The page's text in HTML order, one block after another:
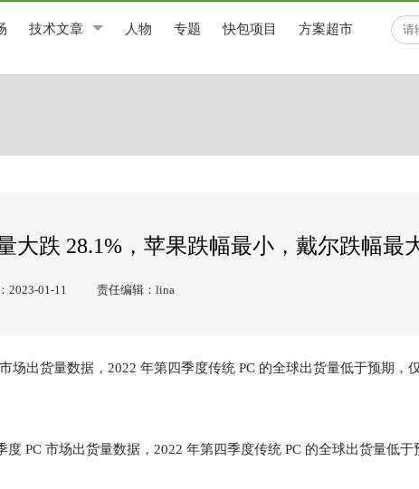
技术文章 人物 专题 快包项目 方案超市
大跌 28.1%，苹果跌幅最小，戴尔跌幅最
2023-01-11 责任编辑：lina
场出货量数据，2022 年第四季度传统 PC 的全球出货量低于预期，
PC 市场出货量数据，2022 年第四季度传统 PC 的全球出货量低于